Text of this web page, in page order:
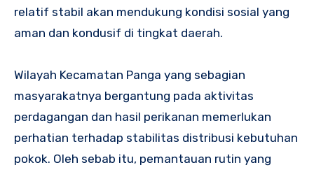
relatif stabil akan mendukung kondisi sosial yang
aman dan kondusif di tingkat daerah.
Wilayah Kecamatan Panga yang sebagian
masyarakatnya bergantung pada aktivitas
perdagangan dan hasil perikanan memerlukan
perhatian terhadap stabilitas distribusi kebutuhan
pokok. Oleh sebab itu, pemantauan rutin yang